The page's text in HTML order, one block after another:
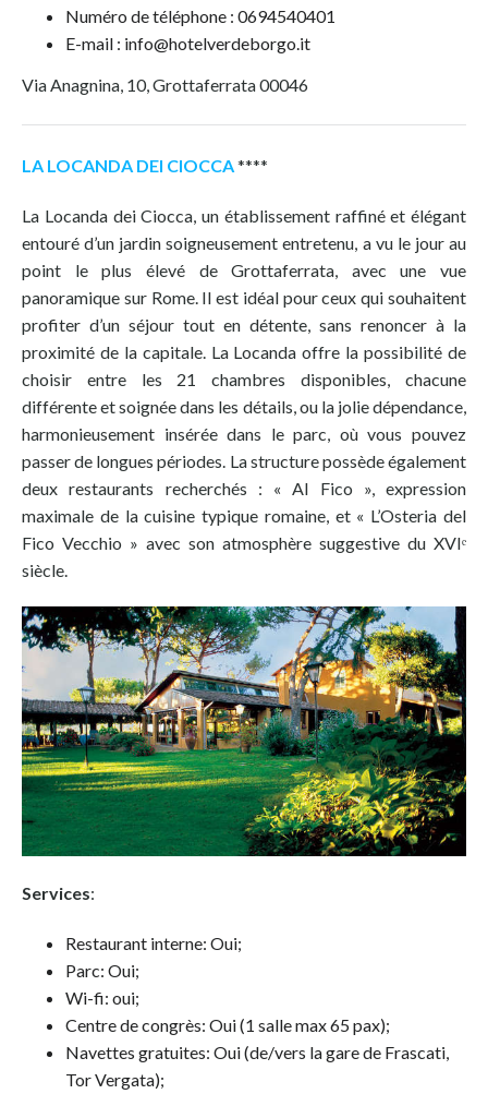
Numéro de téléphone : 0694540401
E-mail : info@hotelverdeborgo.it
Via Anagnina, 10, Grottaferrata 00046
LA LOCANDA DEI CIOCCA****
La Locanda dei Ciocca, un établissement raffiné et élégant
entouré d’un jardin soigneusement entretenu, a vu le jour au
point le plus élevé de Grottaferrata, avec une vue
panoramique sur Rome. Il est idéal pour ceux qui souhaitent
profiter d’un séjour tout en détente, sans renoncer à la
proximité de la capitale. La Locanda offre la possibilité de
choisir entre les 21 chambres disponibles, chacune
différente et soignée dans les détails, ou la jolie dépendance,
harmonieusement insérée dans le parc, où vous pouvez
passer de longues périodes. La structure possède également
deux restaurants recherchés : « Al Fico », expression
maximale de la cuisine typique romaine, et « L’Osteria del
Fico Vecchio » avec son atmosphère suggestive du XVIᵉ
siècle.
Services:
Restaurant interne: Oui;
Parc: Oui;
Wi-fi: oui;
Centre de congrès: Oui (1 salle max 65 pax);
Navettes gratuites: Oui (de/vers la gare de Frascati,
Tor Vergata);